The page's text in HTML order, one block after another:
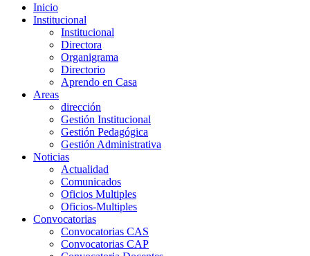
Inicio
Institucional
Institucional
Directora
Organigrama
Directorio
Aprendo en Casa
Areas
dirección
Gestión Institucional
Gestión Pedagógica
Gestión Administrativa
Noticias
Actualidad
Comunicados
Oficios Multiples
Oficios-Multiples
Convocatorias
Convocatorias CAS
Convocatorias CAP